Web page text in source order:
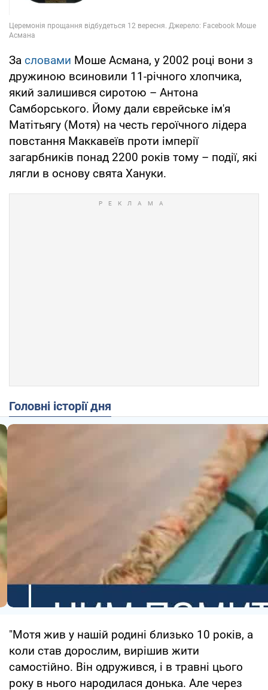
За словами Моше Асмана, у 2002 році вони з
дружиною всиновили 11-річного хлопчика,
який залишився сиротою – Антона
Самборського. Йому дали єврейське ім'я
Матітьягу (Мотя) на честь героїчного лідера
повстання Маккавеїв проти імперії
загарбників понад 2200 років тому – події, які
лягли в основу свята Хануки.
Головні історії дня
"Мотя жив у нашій родині близько 10 років, а
коли став дорослим, вирішив жити
самостійно. Він одружився, і в травні цього
року в нього народилася донька. Але через